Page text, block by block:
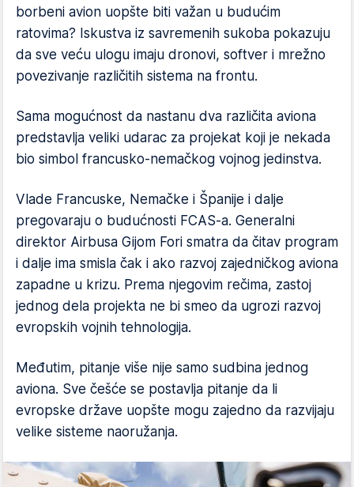
borbeni avion uopšte biti važan u budućim
ratovima? Iskustva iz savremenih sukoba pokazuju
da sve veću ulogu imaju dronovi, softver i mrežno
povezivanje različitih sistema na frontu.
Sama mogućnost da nastanu dva različita aviona
predstavlja veliki udarac za projekat koji je nekada
bio simbol francusko-nemačkog vojnog jedinstva.
Vlade Francuske, Nemačke i Španije i dalje
pregovaraju o budućnosti FCAS-a. Generalni
direktor Airbusa Gijom Fori smatra da čitav program
i dalje ima smisla čak i ako razvoj zajedničkog aviona
zapadne u krizu. Prema njegovim rečima, zastoj
jednog dela projekta ne bi smeo da ugrozi razvoj
evropskih vojnih tehnologija.
Međutim, pitanje više nije samo sudbina jednog
aviona. Sve češće se postavlja pitanje da li
evropske države uopšte mogu zajedno da razvijaju
velike sisteme naoružanja.